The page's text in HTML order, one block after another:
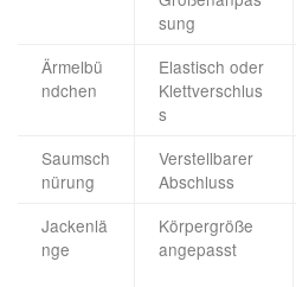
sung
Ärmelbü
ndchen
Elastisch oder
Klettverschlus
s
Saumsch
nürung
Verstellbarer
Abschluss
Jackenlä
nge
Körpergröße
angepasst